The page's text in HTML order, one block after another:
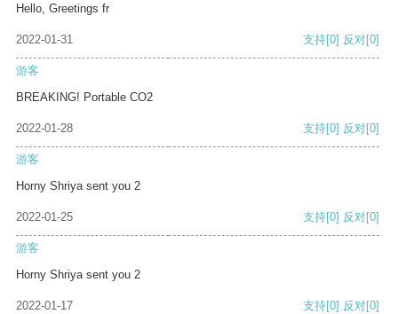
Hello, Greetings fr
2022-01-31 支持[0] 反对[0]
游客
BREAKING! Portable CO2
2022-01-28 支持[0] 反对[0]
游客
Horny Shriya sent you 2
2022-01-25 支持[0] 反对[0]
游客
Horny Shriya sent you 2
2022-01-17 支持[0] 反对[0]